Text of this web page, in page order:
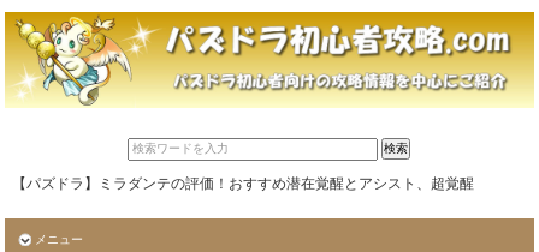
【パズドラ】ミラダンテの評価！おすすめ潜在覚醒とアシスト、超覚醒
メニュー